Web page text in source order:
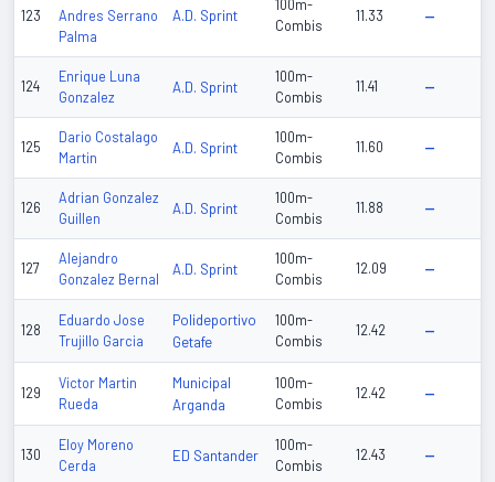
123
Andres Serrano
Palma
A.D. Sprint
100m-
Combis
11.33 —
124
Enrique Luna
Gonzalez
A.D. Sprint
100m-
Combis
11.41 —
125
Dario Costalago
Martin
A.D. Sprint
100m-
Combis
11.60 —
126
Adrian Gonzalez
Guillen
A.D. Sprint
100m-
Combis
11.88 —
127
Alejandro
Gonzalez Bernal
A.D. Sprint
100m-
Combis
12.09 —
128
Eduardo Jose
Trujillo Garcia
Polideportivo
Getafe
100m-
Combis
12.42 —
129
Victor Martin
Rueda
Municipal
Arganda
100m-
Combis
12.42 —
130
Eloy Moreno
Cerda
ED Santander
100m-
Combis
12.43 —